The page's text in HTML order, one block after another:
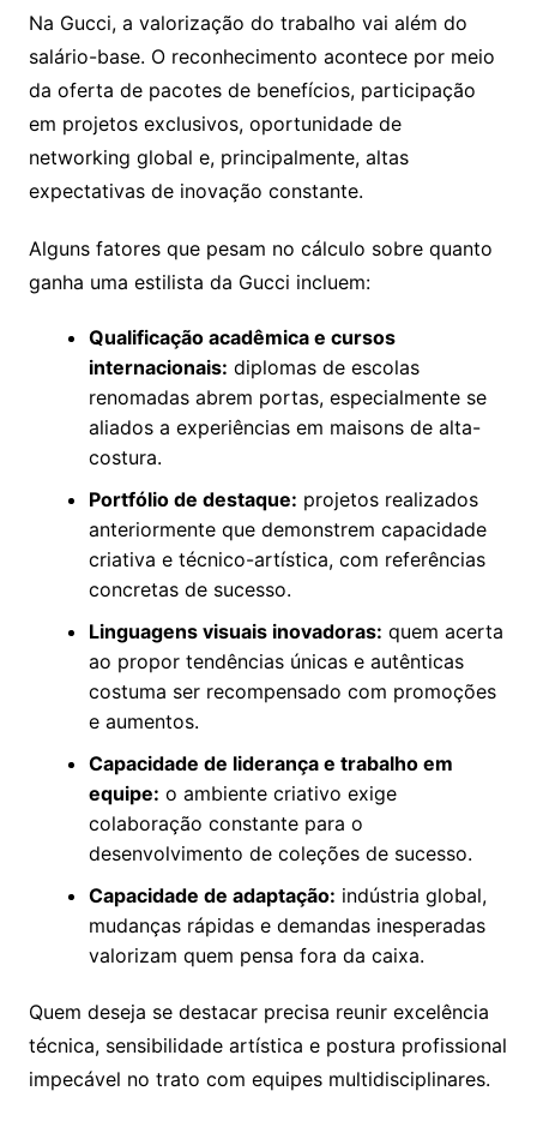
Na Gucci, a valorização do trabalho vai além do
salário-base. O reconhecimento acontece por meio
da oferta de pacotes de benefícios, participação
em projetos exclusivos, oportunidade de
networking global e, principalmente, altas
expectativas de inovação constante.
Alguns fatores que pesam no cálculo sobre quanto
ganha uma estilista da Gucci incluem:
Qualificação acadêmica e cursos
internacionais: diplomas de escolas
renomadas abrem portas, especialmente se
aliados a experiências em maisons de alta-
costura.
Portfólio de destaque: projetos realizados
anteriormente que demonstrem capacidade
criativa e técnico-artística, com referências
concretas de sucesso.
Linguagens visuais inovadoras: quem acerta
ao propor tendências únicas e autênticas
costuma ser recompensado com promoções
e aumentos.
Capacidade de liderança e trabalho em
equipe: o ambiente criativo exige
colaboração constante para o
desenvolvimento de coleções de sucesso.
Capacidade de adaptação: indústria global,
mudanças rápidas e demandas inesperadas
valorizam quem pensa fora da caixa.
Quem deseja se destacar precisa reunir excelência
técnica, sensibilidade artística e postura profissional
impecável no trato com equipes multidisciplinares.